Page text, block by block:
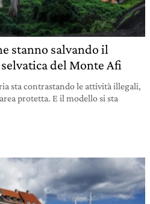
stanno salvando il
del Monte Afi
sta contrastando le attività illegali,
protetta. E il modello si sta